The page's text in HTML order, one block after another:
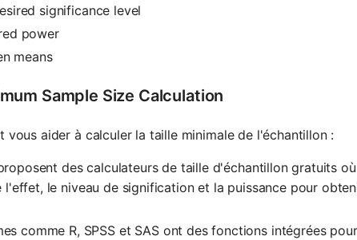
significance level
power
means
Sample Size Calculation
vous aider à calculer la taille minimale de l'échantillon :
des calculateurs de taille d'échantillon gratuits
le niveau de signification et la puissance pour
comme R, SPSS et SAS ont des fonctions intégrées